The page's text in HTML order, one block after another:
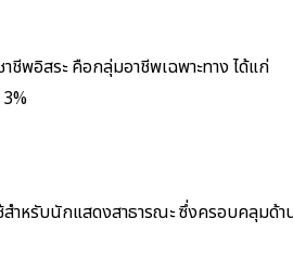
ชีพอิสระ คือกลุ่มอาชีพเฉพาะทาง ได้แก่
สำหรับนักแสดงสาธารณะ ซึ่งครอบคลุมด้า